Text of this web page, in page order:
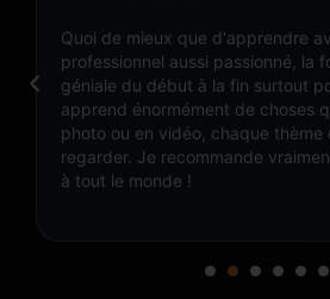
Quoi de mieux que d'apprendre
professionnel aussi passionné, la
géniale du début à la fin surtout
apprend énormément de choses
photo ou en vidéo, chaque thème
regarder. Je recommande
à tout le monde !